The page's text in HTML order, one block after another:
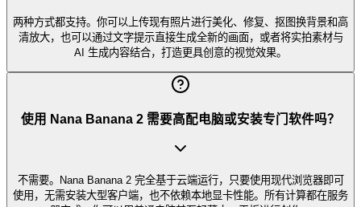
两种方式都支持。你可以上传现有照片进行美化、修复、抠图换背景和高
清放大，也可以通过文字提示直接生成全新的画面，或者将实拍素材与
AI 生成内容结合，打造更具创意的视觉效果。
使用 Nana Banana 2 需要高配电脑或安装专门软件吗？
不需要。Nana Banana 2 完全基于云端运行，只要使用现代浏览器即可
使用，无需安装大型客户端，也不依赖本地显卡性能。所有计算都在服务